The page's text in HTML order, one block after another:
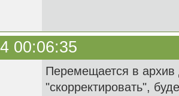
00:06:35
Перемещается в
"скорректировать",